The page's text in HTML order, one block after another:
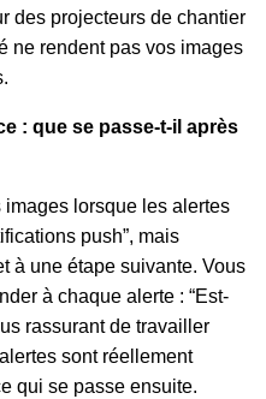
des projecteurs de chantier
ne rendent pas vos images
: que se passe-t-il après
lorsque les alertes
push”, mais
à une étape suivante. Vous
à chaque alerte : “Est-
rassurant de travailler
sont réellement
qui se passe ensuite.